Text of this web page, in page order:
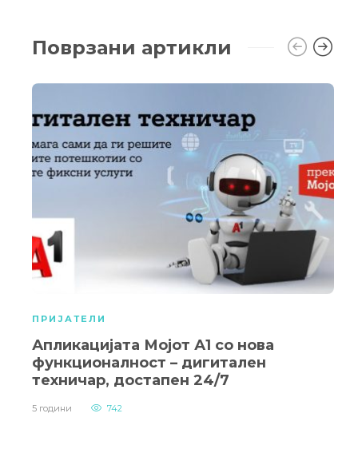
Поврзани артикли
ПРИЈАТЕЛИ
Апликацијата Мојот А1 со нова
функционалност – дигитален
техничар, достапен 24/7
5 години 742